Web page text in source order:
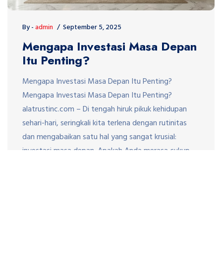
By -admin September 5, 2025
Mengapa Investasi Masa Depan
Itu Penting?
Mengapa Investasi Masa Depan Itu Penting?
Mengapa Investasi Masa Depan Itu Penting?
alatrustinc.com – Di tengah hiruk pikuk kehidupan
sehari-hari, seringkali kita terlena dengan rutinitas
dan mengabaikan satu hal yang sangat krusial:
investasi masa depan. Apakah Anda merasa cukup